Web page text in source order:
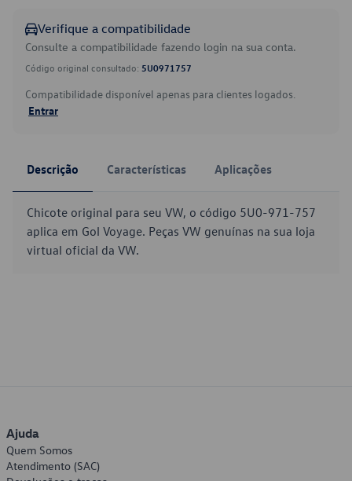
Verifique a compatibilidade
Consulte a compatibilidade fazendo login na sua conta.
Código original consultado: 5U0971757
Compatibilidade disponível apenas para clientes logados.
Entrar
Descrição Características Aplicações
Chicote original para seu VW, o código 5U0-971-757
aplica em Gol Voyage. Peças VW genuínas na sua loja
virtual oficial da VW.
Ajuda
Quem Somos
Atendimento (SAC)